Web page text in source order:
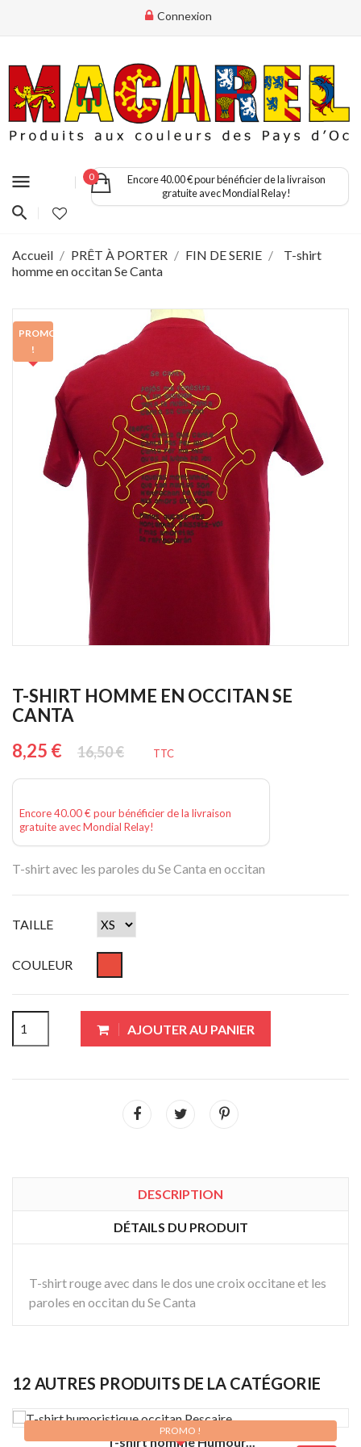
Connexion
menu 0
Encore 40.00 € pour bénéficier de la livraison
gratuite avec Mondial Relay!
Accueil PRÊT À PORTER FIN DE SERIE
T-shirt
homme en occitan Se Canta
PROMO
!
T-SHIRT HOMME EN OCCITAN SE
CANTA
8,25 €
16,50 € TTC
Encore 40.00 € pour bénéficier de la livraison
gratuite avec Mondial Relay!
T-shirt avec les paroles du Se Canta en occitan
TAILLE
COULEUR
AJOUTER AU PANIER
DESCRIPTION
DÉTAILS DU PRODUIT
T-shirt rouge avec dans le dos une croix occitane et les
paroles en occitan du Se Canta
12 AUTRES PRODUITS DE LA CATÉGORIE
Kaki
Kaki
T-shirt homme Humour...
PROMO !